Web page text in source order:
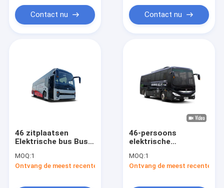
Over ons
Fabriekstocht
Nieuws
Contact nu Contact nu
46 zitplaatsen
Elektrische bus Bus
openbaar vervoer
MOQ:1
Ontvang de meest recente Prijs
46-persoons
elektrische
actieradius voor
openbaar vervoer
MOQ:1
Ontvang de meest recente